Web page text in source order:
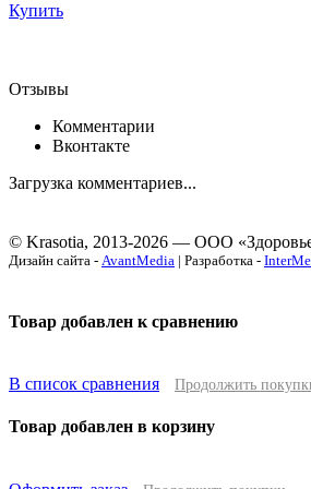
Купить
Отзывы
Комментарии
Вконтакте
Загрузка комментариев...
© Krasotia, 2013-2026 — ООО
Дизайн сайта - AvantMedia | Разработка -
Товар добавлен к сравнению
В список сравнения Продолжить
Товар добавлен в корзину